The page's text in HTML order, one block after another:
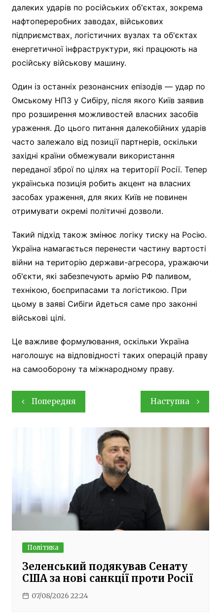
далеких ударів по російських об'єктах, зокрема
нафтопереробних заводах, військових
підприємствах, логістичних вузлах та об'єктах
енергетичної інфраструктури, які працюють на
російську військову машину.
Один із останніх резонансних епізодів — удар по
Омському НПЗ у Сибіру, після якого Київ заявив
про розширення можливостей власних засобів
ураження. До цього питання далекобійних ударів
часто залежало від позиції партнерів, оскільки
західні країни обмежували використання
переданої зброї по цілях на території Росії. Тепер
українська позиція робить акцент на власних
засобах ураження, для яких Київ не повинен
отримувати окремі політичні дозволи.
Такий підхід також змінює логіку тиску на Росію.
Україна намагається перенести частину вартості
війни на територію держави-агресора, уражаючи
об'єкти, які забезпечують армію РФ паливом,
технікою, боєприпасами та логістикою. При
цьому в заяві Сибіги йдеться саме про законні
військові цілі.
Це важливе формулювання, оскільки Україна
наголошує на відповідності таких операцій праву
на самооборону та міжнародному праву.
Навігація
записів
Попередня Наступна
Політика
Зеленський подякував Сенату
США за нові санкції проти Росії
07/08/2026 22:24